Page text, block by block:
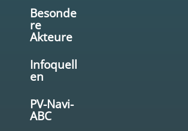
Besonde
re
Akteure
Infoquell
en
PV-Navi-
ABC